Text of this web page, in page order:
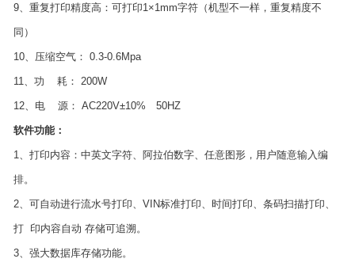
9、重复打印精度高：可打印1×1mm字符（机型不一样，重复精度不
同）
10、压缩空气： 0.3-0.6Mpa
11、功 耗： 200W
12、电 源： AC220V±10% 50HZ
软件功能：
1、打印内容：中英文字符、阿拉伯数字、任意图形，用户随意输入编
排。
2、可自动进行流水号打印、VIN标准打印、时间打印、条码扫描打印、
打 印内容自动 存储可追溯。
3、强大数据库存储功能。